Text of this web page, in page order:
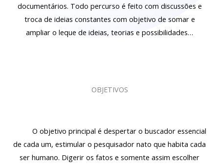
documentários. Todo percurso é feito com discussões e
troca de ideias constantes com objetivo de somar e
ampliar o leque de ideias, teorias e possibilidades…
OBJETIVOS
O objetivo principal é despertar o buscador essencial
de cada um, estimular o pesquisador nato que habita cada
ser humano. Digerir os fatos e somente assim escolher